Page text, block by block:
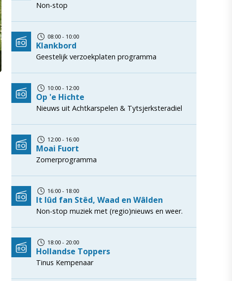
Non-stop
08:00 - 10:00
Klankbord
Geestelijk verzoekplaten programma
10:00 - 12:00
Op 'e Hichte
Nieuws uit Achtkarspelen & Tytsjerksteradiel
12:00 - 16:00
Moai Fuort
Zomerprogramma
16:00 - 18:00
It lûd fan Stêd, Waad en Wâlden
Non-stop muziek met (regio)nieuws en weer.
18:00 - 20:00
Hollandse Toppers
Tinus Kempenaar